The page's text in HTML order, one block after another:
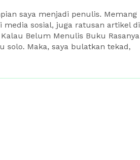
saya menjadi penulis. Memang
sosial, juga ratusan artikel di
Belum Menulis Buku Rasanya
Maka, saya bulatkan tekad,